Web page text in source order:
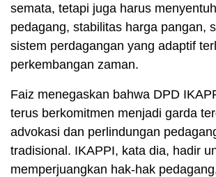
semata, tetapi juga harus
pedagang, stabilitas harga pangan,
sistem perdagangan yang adaptif
perkembangan zaman.
Faiz menegaskan bahwa DPD
terus berkomitmen menjadi garda
advokasi dan perlindungan
tradisional. IKAPPI, kata dia, hadir
memperjuangkan hak-hak